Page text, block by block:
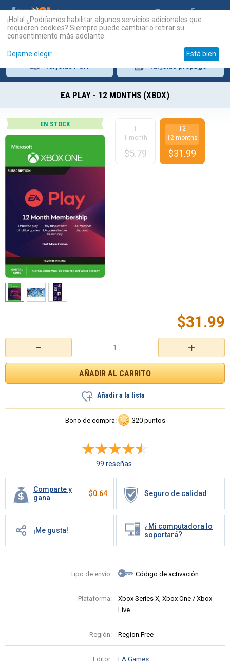
EA PLAY - 12 MONTHS (XBOX)
EN STOCK
+
−
$31.99
Añadir a la lista
Bono de compra: 320 puntos
99 reseñas
Comparte y
gana
$0.64 Seguro de calidad
¡Me gusta!
¿Mi computadora lo
soportará?
Tipo de envío: Código de activación
Plataforma:
Xbox Series X, Xbox One / Xbox
Live
Región: Region Free
Editor: EA Games
1
1 month
$5.79
12
12 months
$31.99
¡Hola! ¿Podríamos habilitar algunos servicios adicionales que
requieren cookies? Siempre puede cambiar o retirar su
consentimiento más adelante.
Dejame elegir Está bien